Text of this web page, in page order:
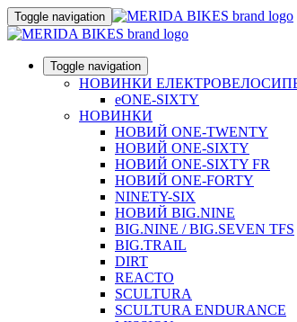
Toggle navigation
Toggle navigation
НОВИНКИ
eONE-SIXTY
НОВИНКИ
НОВИЙ ONE-TWENTY
НОВИЙ ONE-SIXTY
НОВИЙ ONE-SIXTY FR
НОВИЙ ONE-FORTY
NINETY-SIX
НОВИЙ BIG.NINE
BIG.NINE / BIG.SEVEN TFS
BIG.TRAIL
DIRT
REACTO
SCULTURA
SCULTURA ENDURANCE